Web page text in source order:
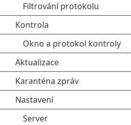
Filtrování protokolu
Kontrola
Okno a protokol kontroly
Aktualizace
Karanténa zpráv
Nastavení
Server